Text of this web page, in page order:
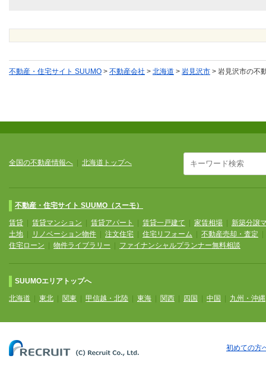
不動産・住宅サイト SUUMO > 不動産会社 > 北海道 > 岩見沢市 > 岩見沢市の不
全国の不動産情報へ 北海道トップへ
不動産・住宅サイト SUUMO（スーモ）
賃貸 賃貸マンション 賃貸アパート 賃貸一戸建て 家賃相場
新築分譲
土地
リノベーション物件 注文住宅 住宅リフォーム 不動産売却・査定
住宅ローン
物件ライブラリー ファイナンシャルプランナー無料相談
SUUMOエリアトップへ
北海道 東北 関東 甲信越・北陸 東海 関西 四国 中国 九州・沖縄
初めての方